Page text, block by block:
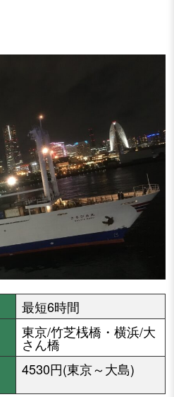
最短6時間
東京/竹芝桟橋・横浜/大
さん橋
4530円(東京～大島)